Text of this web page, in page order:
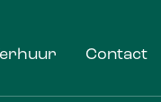
Contact